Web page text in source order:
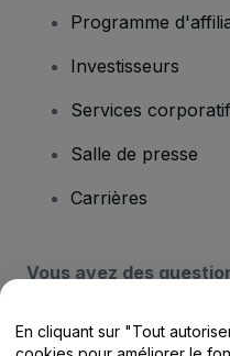
Programme
Investisseurs
Services
Salle de presse
Carrières
Vous avez des
Centre
En cliquant sur "Tout